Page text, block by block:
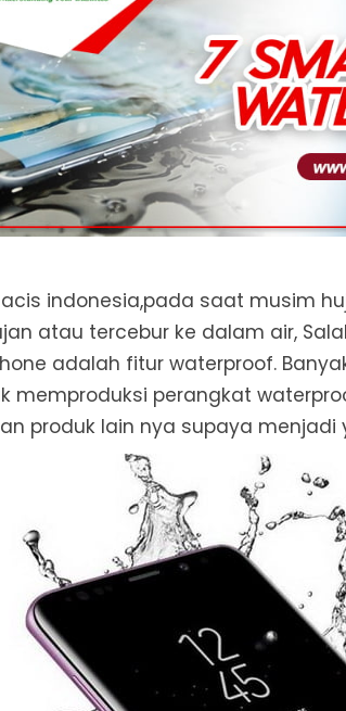
indonesia,pada saat musim
atau tercebur ke dalam air,
adalah fitur waterproof.
memproduksi perangkat
produk lain nya supaya menjadi